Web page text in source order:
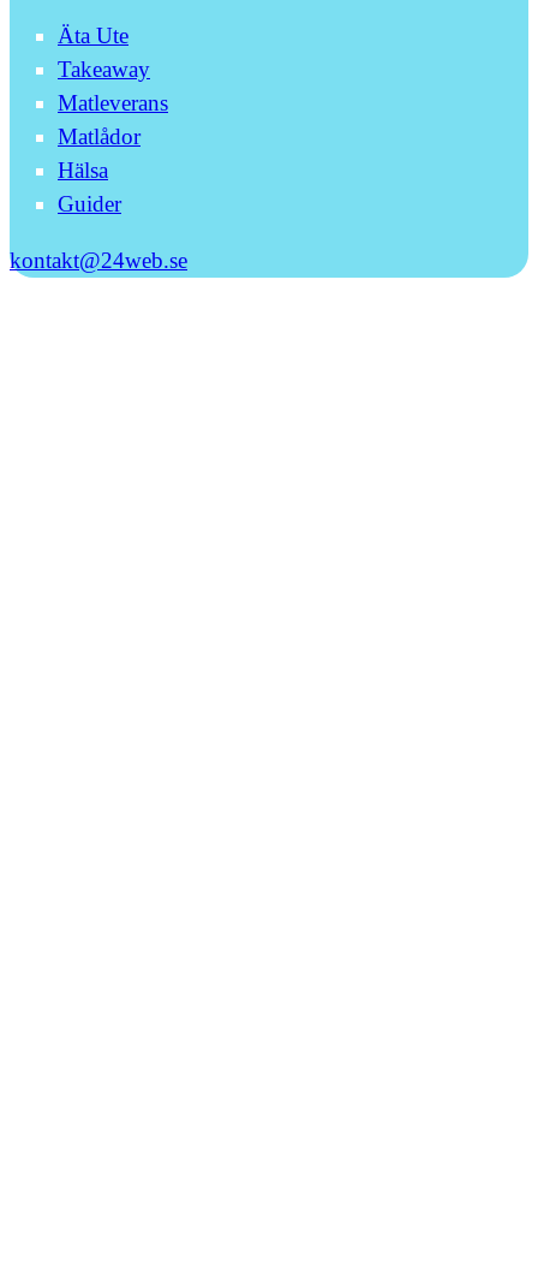
Äta Ute
Takeaway
Matleverans
Matlådor
Hälsa
Guider
kontakt@24web.se